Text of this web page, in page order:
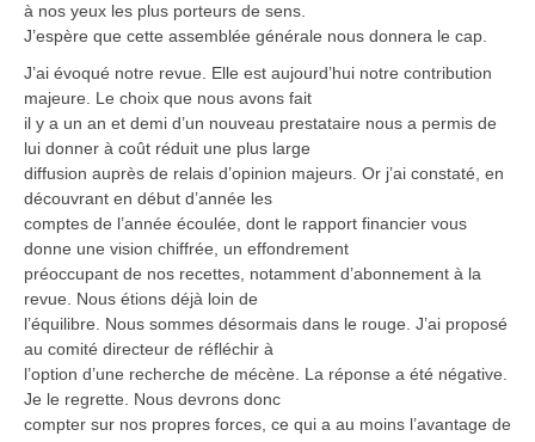
à nos yeux les plus porteurs de sens.
J’espère que cette assemblée générale nous donnera le cap.
J’ai évoqué notre revue. Elle est aujourd’hui notre contribution
majeure. Le choix que nous avons fait
il y a un an et demi d’un nouveau prestataire nous a permis de
lui donner à coût réduit une plus large
diffusion auprès de relais d’opinion majeurs. Or j’ai constaté, en
découvrant en début d’année les
comptes de l’année écoulée, dont le rapport financier vous
donne une vision chiffrée, un effondrement
préoccupant de nos recettes, notamment d’abonnement à la
revue. Nous étions déjà loin de
l’équilibre. Nous sommes désormais dans le rouge. J’ai proposé
au comité directeur de réfléchir à
l’option d’une recherche de mécène. La réponse a été négative.
Je le regrette. Nous devrons donc
compter sur nos propres forces, ce qui a au moins l’avantage de